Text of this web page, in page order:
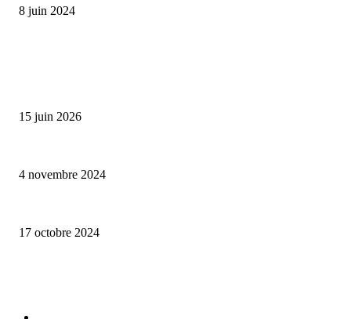
8 juin 2024
15 juin 2026
4 novembre 2024
17 octobre 2024